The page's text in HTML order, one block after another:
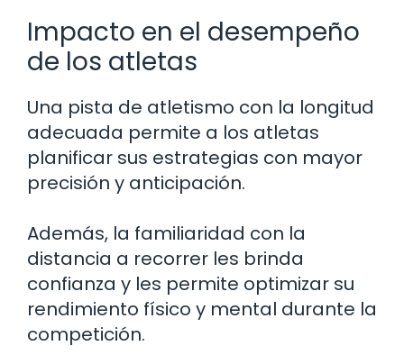
Impacto en el desempeño
de los atletas
Una pista de atletismo con la longitud
adecuada permite a los atletas
planificar sus estrategias con mayor
precisión y anticipación.
Además, la familiaridad con la
distancia a recorrer les brinda
confianza y les permite optimizar su
rendimiento físico y mental durante la
competición.